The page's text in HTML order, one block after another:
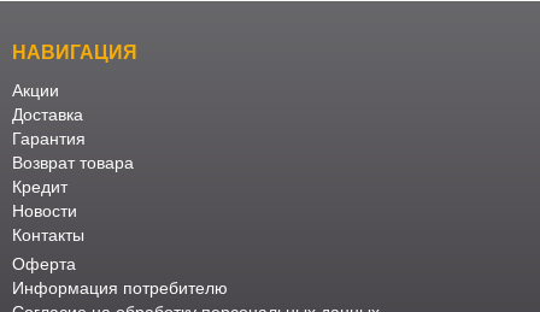
НАВИГАЦИЯ
Акции
Доставка
Гарантия
Возврат товара
Кредит
Новости
Контакты
Оферта
Информация потребителю